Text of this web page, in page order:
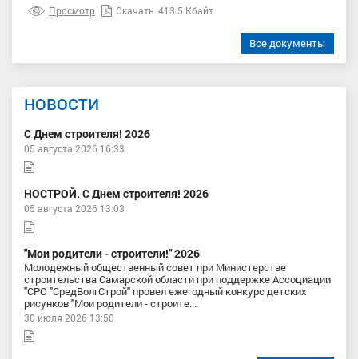
Просмотр Скачать 413.5 Кбайт
Все документы
НОВОСТИ
С Днем строителя! 2026
05 августа 2026 16:33
НОСТРОЙ. С Днем строителя! 2026
05 августа 2026 13:03
"Мои родители - строители!" 2026
Молодежный общественный совет при Министерстве
строительства Самарской области при поддержке Ассоциации
"СРО "СредВолгСтрой" провел ежегодный конкурс детских
рисунков "Мои родители - строите...
30 июля 2026 13:50